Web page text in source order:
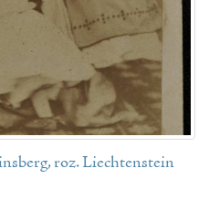
roz. Liechtenstein